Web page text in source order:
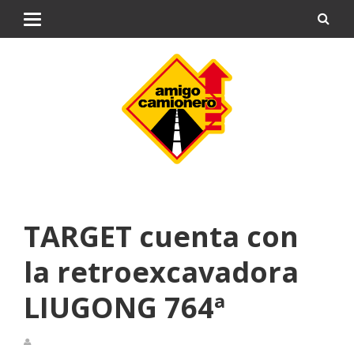
TARGET cuenta con
la retroexcavadora
LIUGONG 764ª